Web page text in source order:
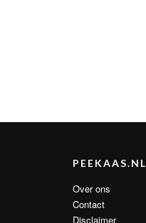
PEEKAAS.NL
Over ons
Contact
Disclaimer